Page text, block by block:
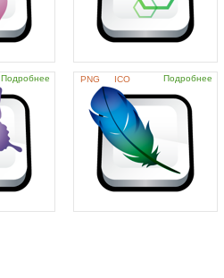
Подробнее PNG ICO Подробнее